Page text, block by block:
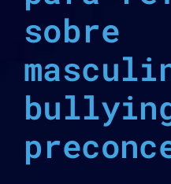
sobre